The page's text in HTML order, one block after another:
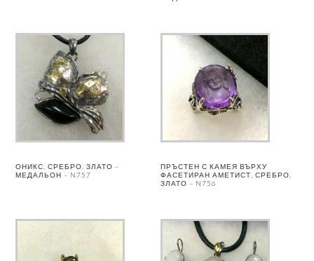
ОНИКС, СРЕБРО, ЗЛАТО –
МЕДАЛЬОН – N757
ПРЪСТЕН С КАМЕЯ ВЪРХУ
ФАСЕТИРАН АМЕТИСТ, СРЕБРО,
ЗЛАТО – N756